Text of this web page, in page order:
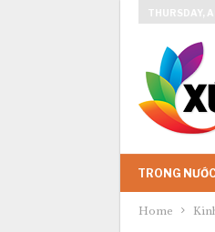
THURSDAY,
TRONG
Home